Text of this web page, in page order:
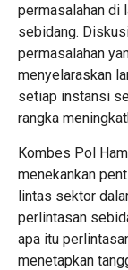
permasalahan di
sebidang.
permasalahan
menyelaraskan
setiap instansi
rangka
Kombes Pol
menekankan
lintas sektor
perlintasan
apa itu
menetapkan